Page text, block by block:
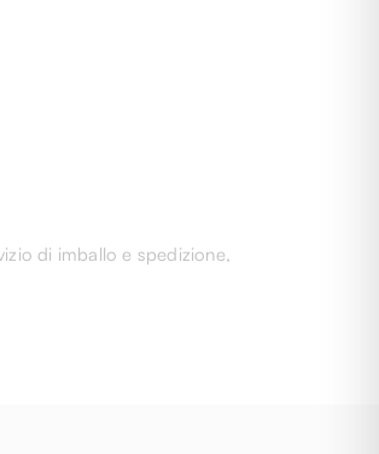
di imballo e spedizione,